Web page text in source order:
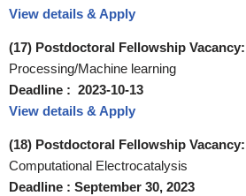
View details & Apply
(17) Postdoctoral Fellowship Vacancy:
Processing/Machine learning
Deadline : 2023-10-13
View details & Apply
(18) Postdoctoral Fellowship Vacancy:
Computational Electrocatalysis
Deadline : September 30, 2023